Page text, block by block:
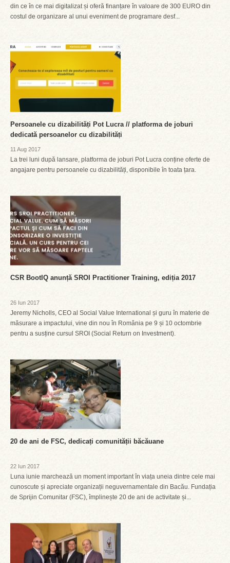
din ce în ce mai digitalizat și oferă finanțare în valoare de 300 EURO din
costul de organizare al unui eveniment de programare desf...
Persoanele cu dizabilități Pot Lucra // platforma de joburi
dedicată persoanelor cu dizabilități
11 Aug 2017
La trei luni după lansare, platforma de joburi Pot Lucra conține oferte de
angajare pentru persoanele cu dizabilități, disponibile în toata țara.
CSR BootIQ anunță SROI Practitioner Training, ediția 2017
26 Iun 2017
Jeremy Nicholls, CEO al Social Value International și guru în materie de
măsurare a impactului, vine din nou în România pe 9 și 10 octombrie
pentru a susține cursul SROI (Social Return on Investment).
20 de ani de FSC, dedicați comunității băcăuane
22 Iun 2017
Luna iunie marchează un moment important în viața uneia dintre cele mai
cunoscute și apreciate organizații neguvernamentale din Bacău. Fundația
de Sprijin Comunitar (FSC), împlinește 20 de ani de activitate și...